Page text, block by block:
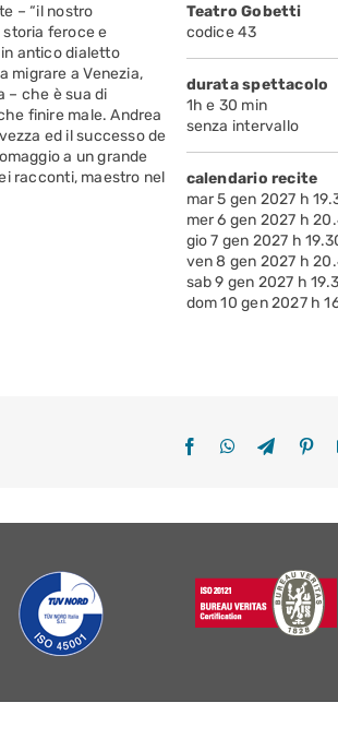
– “il nostro
storia feroce e
antico dialetto
migrare a Venezia,
– che è sua di
finire male. Andrea
ed il successo de
a un grande
racconti, maestro nel
Teatro Gobetti
codice 43
durata spettacolo
1h e 30 min
senza intervallo
calendario recite
mar 5 gen 2027 h
mer 6 gen 2027 h
gio 7 gen 2027 h
ven 8 gen 2027 h
sab 9 gen 2027 h
dom 10 gen 2027 h
FacebookWhatsApp